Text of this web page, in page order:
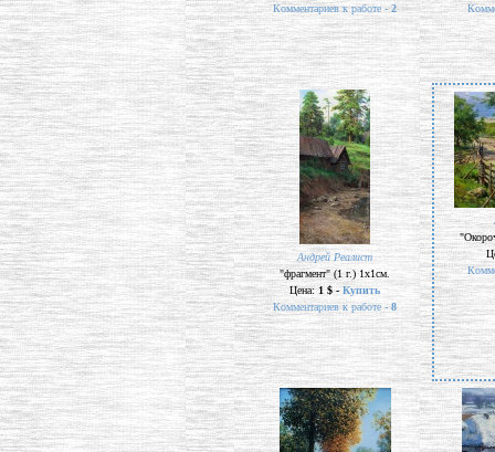
Комментариев к работе -2
Андрей Реалист
"фрагмент" (1 г.) 1х1см.
Цена: 1 $ - Купить
Комментариев к работе -8